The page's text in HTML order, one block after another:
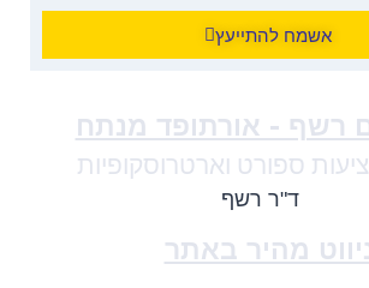
אשמח להתייעץ
רשף - אורתופד מנתח
ספורט וארטרוסקופיות
מהיר באתר